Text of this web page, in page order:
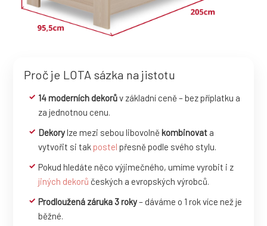
Proč je LOTA sázka na jistotu
14 moderních dekorův základní ceně – bez příplatku a
za jednotnou cenu.
Dekorylze mezi sebou libovolně kombinovat a
vytvořit si tak postel přesně podle svého stylu.
Pokud hledáte něco výjimečného, umíme vyrobit i z
jiných dekorů českých a evropských výrobců.
Prodloužená záruka 3 roky– dáváme o 1 rok více než je
běžné.